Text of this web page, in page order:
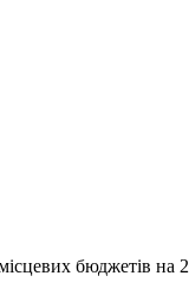
бюджетів